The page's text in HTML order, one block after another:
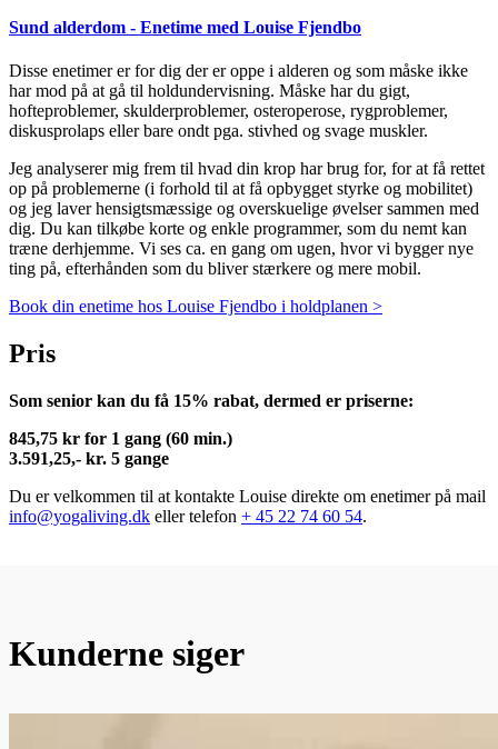
Sund alderdom - Enetime med Louise Fjendbo
Disse enetimer er for dig der er oppe i alderen og som måske ikke
har mod på at gå til holdundervisning. Måske har du gigt,
hofteproblemer, skulderproblemer, osteroperose, rygproblemer,
diskusprolaps eller bare ondt pga. stivhed og svage muskler.
Jeg analyserer mig frem til hvad din krop har brug for, for at få rettet
op på problemerne (i forhold til at få opbygget styrke og mobilitet)
og jeg laver hensigtsmæssige og overskuelige øvelser sammen med
dig. Du kan tilkøbe korte og enkle programmer, som du nemt kan
træne derhjemme. Vi ses ca. en gang om ugen, hvor vi bygger nye
ting på, efterhånden som du bliver stærkere og mere mobil.
Book din enetime hos Louise Fjendbo i holdplanen >
Pris
Som senior kan du få 15% rabat, dermed er priserne:
845,75 kr for 1 gang (60 min.)
3.591,25,- kr. 5 gange
Du er velkommen til at kontakte Louise direkte om enetimer på mail
info@yogaliving.dk eller telefon + 45 22 74 60 54.
Kunderne siger